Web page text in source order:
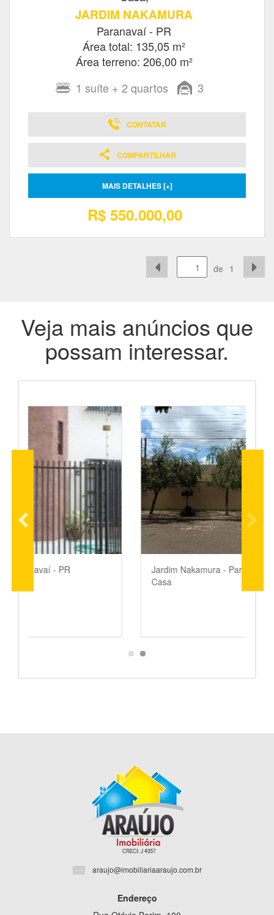
JARDIM NAKAMURA
Paranavaí - PR
Área total: 135,05 m²
Área terreno: 206,00 m²
1 suíte + 2 quartos 3
CONTATAR
COMPARTILHAR
MAIS DETALHES [+]
R$ 550.000,00
de 1
Veja mais anúncios que
possam interessar.
Jardim Nakamura - Paranavaí - PR
araujo@imobiliariaaraujo.com.br
Endereço